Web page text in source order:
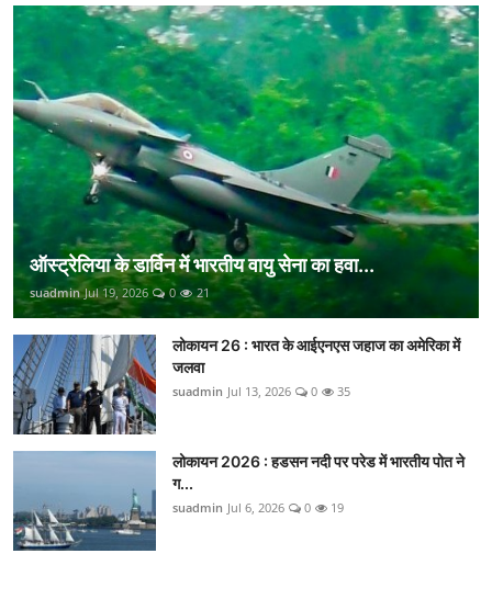
ऑस्ट्रेलिया के डार्विन में भारतीय वायु सेना का हवा...
suadmin Jul 19, 2026 0 21
लोकायन 26 : भारत के आईएनएस जहाज का अमेरिका में
जलवा
suadmin Jul 13, 2026 0 35
लोकायन 2026 : हडसन नदी पर परेड में भारतीय पोत ने
ग...
suadmin Jul 6, 2026 0 19